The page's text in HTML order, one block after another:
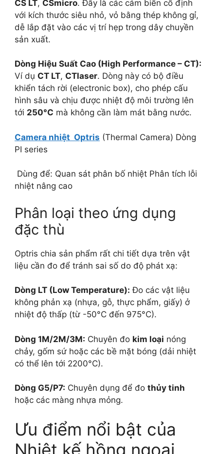
CS LT, CSmicro. Đây là các cảm biến cố định
với kích thước siêu nhỏ, vỏ bằng thép không gỉ,
dễ lắp đặt vào các vị trí hẹp trong dây chuyền
sản xuất.
Dòng Hiệu Suất Cao (High Performance – CT):
Ví dụ CT LT, CTlaser. Dòng này có bộ điều
khiển tách rời (electronic box), cho phép cấu
hình sâu và chịu được nhiệt độ môi trường lên
tới 250°C mà không cần làm mát bằng nước.
Camera nhiệt Optris (Thermal Camera) Dòng
PI series
Dùng để: Quan sát phân bố nhiệt Phân tích lỗi
nhiệt nâng cao
Phân loại theo ứng dụng
đặc thù
Optris chia sản phẩm rất chi tiết dựa trên vật
liệu cần đo để tránh sai số do độ phát xạ:
Dòng LT (Low Temperature): Đo các vật liệu
không phản xạ (nhựa, gỗ, thực phẩm, giấy) ở
nhiệt độ thấp (từ -50°C đến 975°C).
Dòng 1M/2M/3M: Chuyên đo kim loại nóng
chảy, gốm sứ hoặc các bề mặt bóng (dải nhiệt
có thể lên tới 2200°C).
Dòng G5/P7: Chuyên dụng để đo thủy tinh
hoặc các màng nhựa mỏng.
Ưu điểm nổi bật của
Nhiệt kế hồng ngoại